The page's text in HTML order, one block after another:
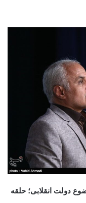
دولت انقلابی؛ حلقه